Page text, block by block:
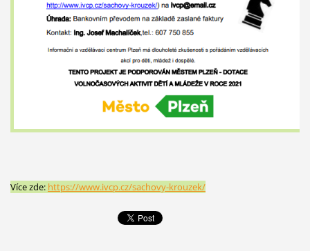
Více zde: https://www.ivcp.cz/sachovy-krouzek/